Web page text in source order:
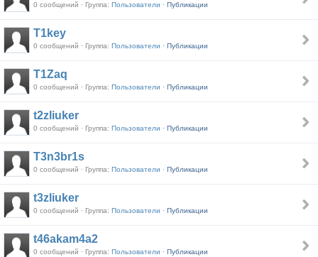
0 сообщений · Группа: Пользователи · Публикации
T1key
0 сообщений · Группа: Пользователи · Публикации
T1Zaq
0 сообщений · Группа: Пользователи · Публикации
t2zliuker
0 сообщений · Группа: Пользователи · Публикации
T3n3br1s
0 сообщений · Группа: Пользователи · Публикации
t3zliuker
0 сообщений · Группа: Пользователи · Публикации
t46akam4a2
0 сообщений · Группа: Пользователи · Публикации